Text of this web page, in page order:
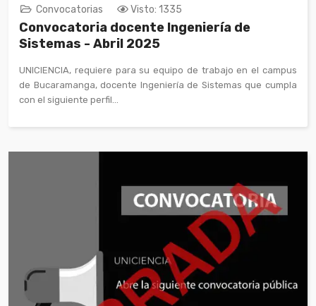
Convocatorias
Visto: 1335
Convocatoria docente Ingeniería de
Sistemas - Abril 2025
UNICIENCIA, requiere para su equipo de trabajo en el campus
de Bucaramanga, docente Ingeniería de Sistemas que cumpla
con el siguiente perfil...